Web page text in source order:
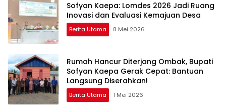
Sofyan Kaepa: Lomdes 2026 Jadi Ruang
Inovasi dan Evaluasi Kemajuan Desa
Berita Utama 8 Mei 2026
Rumah Hancur Diterjang Ombak, Bupati
Sofyan Kaepa Gerak Cepat: Bantuan
Langsung Diserahkan!
Berita Utama 1 Mei 2026